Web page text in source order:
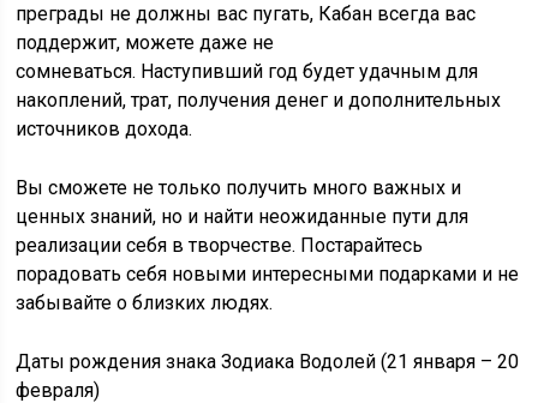
преграды не должны вас пугать, Кабан всегда вас
поддержит, можете даже не
сомневаться. Наступивший год будет удачным для
накоплений, трат, получения денег и дополнительных
источников дохода.
Вы сможете не только получить много важных и
ценных знаний, но и найти неожиданные пути для
реализации себя в творчестве. Постарайтесь
порадовать себя новыми интересными подарками и не
забывайте о близких людях.
Даты рождения знака Зодиака Водолей (21 января – 20
февраля)